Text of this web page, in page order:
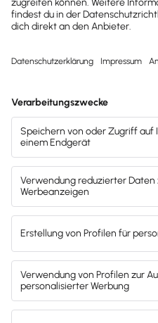
Mach's dir leicht und gib
entscheidenden Push – mit
Buchhaltung & Lohn.
Lösungen